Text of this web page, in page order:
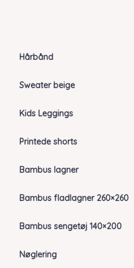
Hårbånd
Sweater beige
Kids Leggings
Printede shorts
Bambus lagner
Bambus fladlagner 260×260
Bambus sengetøj 140×200
Nøglering